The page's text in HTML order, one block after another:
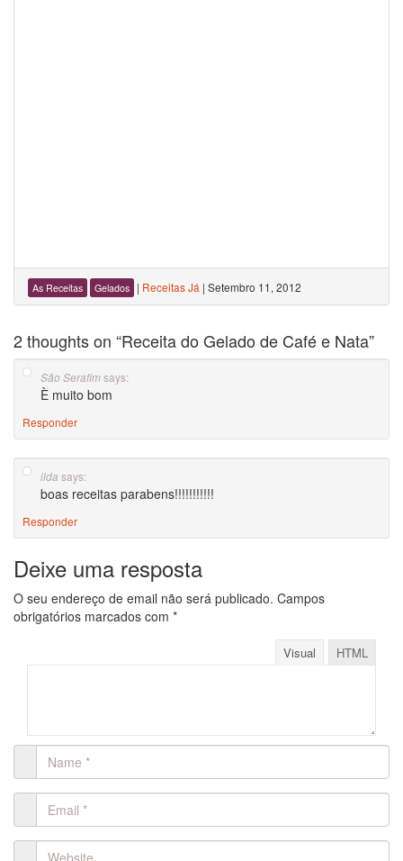
As Receitas Gelados | Receitas Já | Setembro 11, 2012
2 thoughts on “Receita do Gelado de Café e Nata”
São Serafimsays:
È muito bom
Responder
ilda says:
boas receitas parabens!!!!!!!!!!!
Responder
Deixe uma resposta
O seu endereço de email não será publicado. Campos
obrigatórios marcados com *
Visual HTML